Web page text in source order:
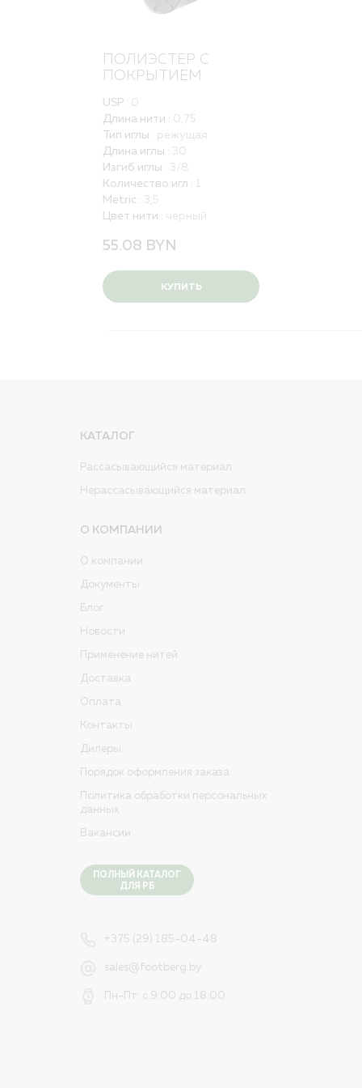
ПОЛИЭСТЕР С
ПОКРЫТИЕМ
USP : 0
Длина нити : 0,75
Тип иглы : режущая
Длина иглы : 30
Изгиб иглы : 3/8
Количество игл : 1
Metric : 3,5
Цвет нити : черный
55.08 BYN
КУПИТЬ
КАТАЛОГ
Рассасывающийся материал
Нерассасывающийся материал
О КОМПАНИИ
О компании
Документы
Блог
Новости
Применение нитей
Доставка
Оплата
Контакты
Дилеры
Порядок оформления заказа
Политика обработки персональных
данных
Вакансии
ПОЛНЫЙ КАТАЛОГ
ДЛЯ РБ
+375 (29) 185-04-48
sales@footberg.by
Пн-Пт: с 9:00 до 18:00